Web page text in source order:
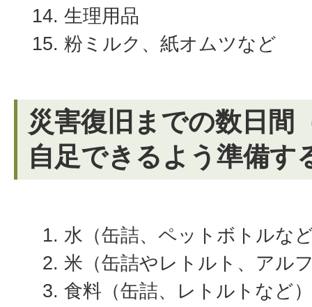
生理用品
粉ミルク、紙オムツなど
災害復旧までの数日間
自足できるよう準備す
水（缶詰、ペットボトルな
米（缶詰やレトルト、アル
食料（缶詰、レトルトなど）